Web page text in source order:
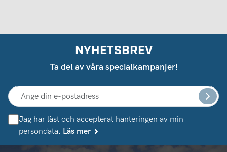
NYHETSBREV
Ta del av våra specialkampanjer!
Jag har läst och accepterat hanteringen av min
persondata. Läs mer